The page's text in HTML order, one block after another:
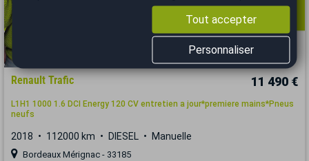
Renault Trafic 11 490 €
L1H1 1000 1.6 DCI Energy 120 CV entretien a jour*premiere mains*Pneus
neufs
2018 112000 km DIESEL Manuelle
Bordeaux Mérignac - 33185
Tout accepter
Personnaliser